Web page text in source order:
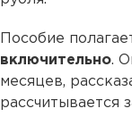
Пособие
включительно.
месяцев,
рассчитывается